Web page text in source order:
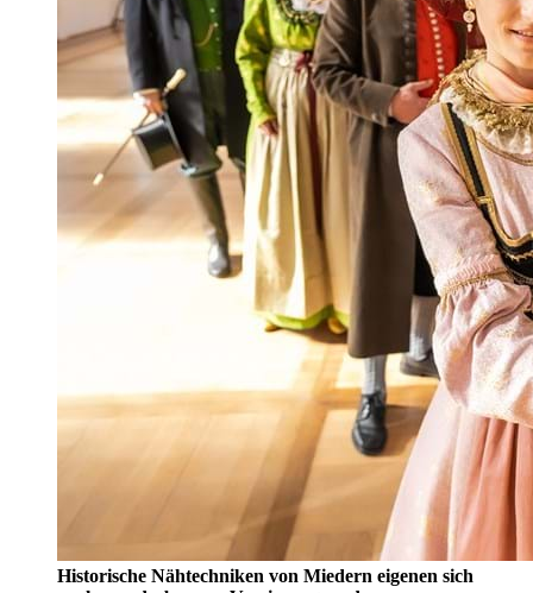
Historische Nähtechniken von Miedern eigenen sich